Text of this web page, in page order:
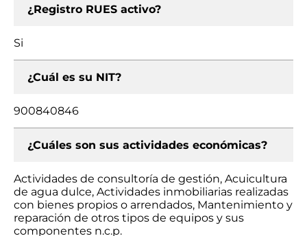
¿Registro RUES activo?
Si
¿Cuál es su NIT?
900840846
¿Cuáles son sus actividades económicas?
Actividades de consultoría de gestión, Acuicultura
de agua dulce, Actividades inmobiliarias realizadas
con bienes propios o arrendados, Mantenimiento y
reparación de otros tipos de equipos y sus
componentes n.c.p.